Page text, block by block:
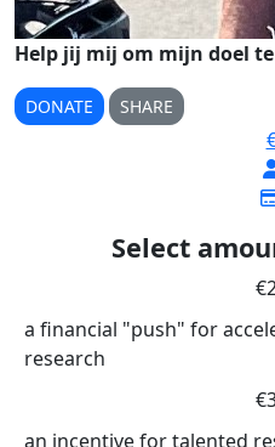
Help jij mij om mijn doel
DONATE SHARE
Select
a financial "push" for
research
an incentive for talented